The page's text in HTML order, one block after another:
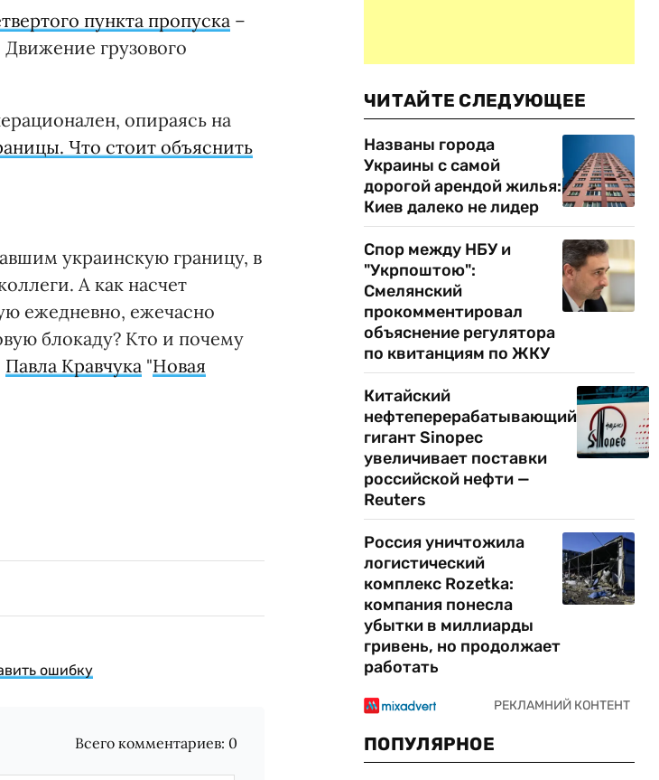
пункта пропуска –
грузового
опираясь на
Что стоит объяснить
украинскую границу, в
А как насчет
ежедневно, ежечасно
блокаду? Кто и почему
Павла Кравчука "Новая
ошибку
Всего комментариев: 0
ЧИТАЙТЕ СЛЕДУЮЩЕЕ
Названы города
Украины с самой
дорогой арендой жилья:
Киев далеко не лидер
Спор между НБУ и
"Укрпоштою":
Смелянский
прокомментировал
объяснение регулятора
по квитанциям по ЖКУ
Китайский
нефтеперерабатывающий
гигант Sinopec
увеличивает поставки
российской нефти —
Reuters
Россия уничтожила
логистический
комплекс Rozetka:
компания понесла
убытки в миллиарды
гривень, но продолжает
работать
ПОПУЛЯРНОЕ